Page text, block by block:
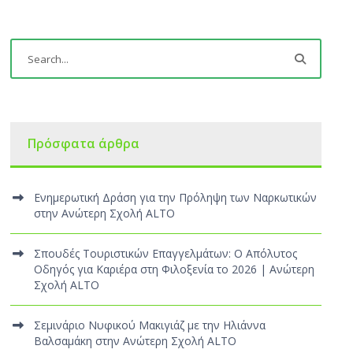
Πρόσφατα άρθρα
Ενημερωτική Δράση για την Πρόληψη των Ναρκωτικών
στην Ανώτερη Σχολή ALTO
Σπουδές Τουριστικών Επαγγελμάτων: Ο Απόλυτος
Οδηγός για Καριέρα στη Φιλοξενία το 2026 | Ανώτερη
Σχολή ALTO
Σεμινάριο Νυφικού Μακιγιάζ με την Ηλιάννα
Βαλσαμάκη στην Ανώτερη Σχολή ALTO